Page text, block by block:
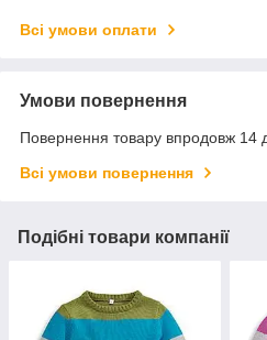
Всі умови оплати
Умови повернення
Повернення товару впродовж 14
Всі умови повернення
Подібні товари компанії